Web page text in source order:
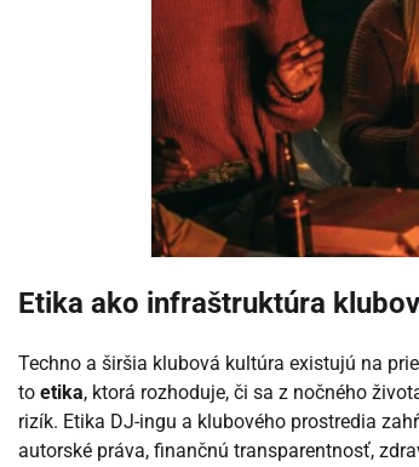
Etika ako infraštruktúra
Techno a širšia klubová kultúra existujú na
to etika, ktorá rozhoduje, či sa z nočného
rizík. Etika DJ-ingu a klubového prostredia
autorské práva, finančnú transparentnosť,